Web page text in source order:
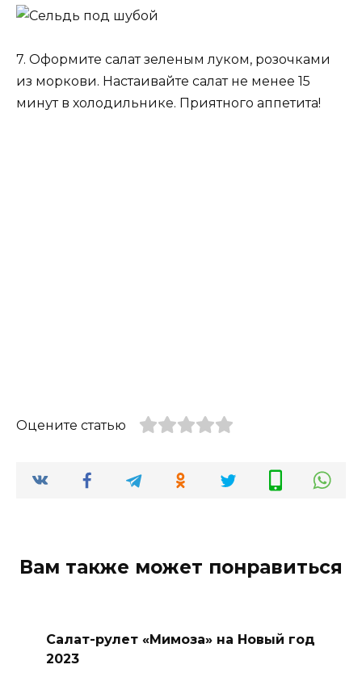
7. Оформите салат зеленым луком, розочками
из моркови. Настаивайте салат не менее 15
минут в холодильнике. Приятного аппетита!
Оцените статью
Вам также может понравиться
Салат-рулет «Мимоза» на Новый год
2023